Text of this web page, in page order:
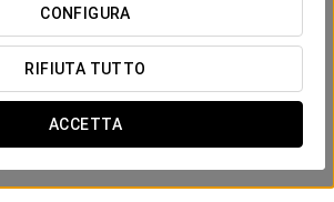
CONFIGURA
RIFIUTA TUTTO
ACCETTA